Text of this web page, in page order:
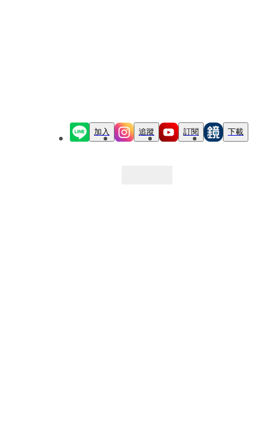
加入 追蹤 訂閱 下載